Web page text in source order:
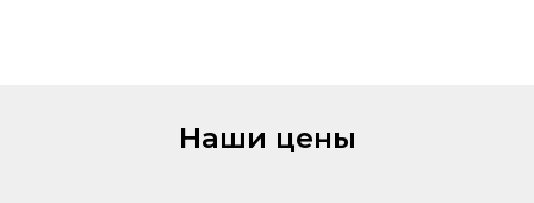
Наши цены